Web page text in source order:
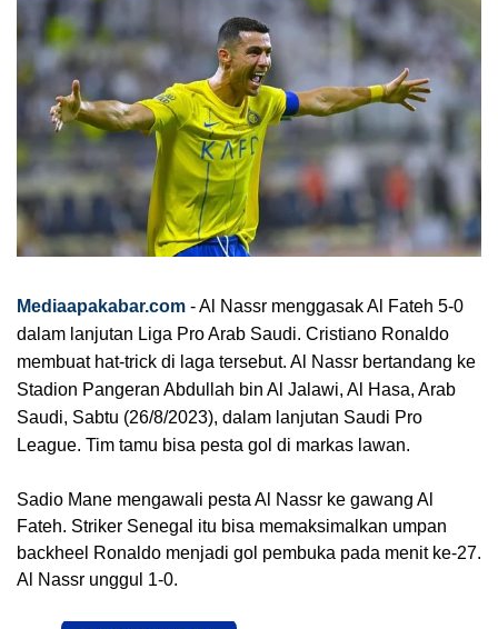
Mediaapakabar.com - A l Nassr menggasak Al Fateh 5-0
dalam lanjutan Liga Pro Arab Saudi. Cristiano Ronaldo
membuat hat-trick di laga tersebut. Al Nassr bertandang ke
Stadion Pangeran Abdullah bin Al Jalawi, Al Hasa, Arab
Saudi, Sabtu (26/8/2023), dalam lanjutan Saudi Pro
League. Tim tamu bisa pesta gol di markas lawan.
Sadio Mane mengawali pesta Al Nassr ke gawang Al
Fateh. Striker Senegal itu bisa memaksimalkan umpan
backheel Ronaldo menjadi gol pembuka pada menit ke-27.
Al Nassr unggul 1-0.